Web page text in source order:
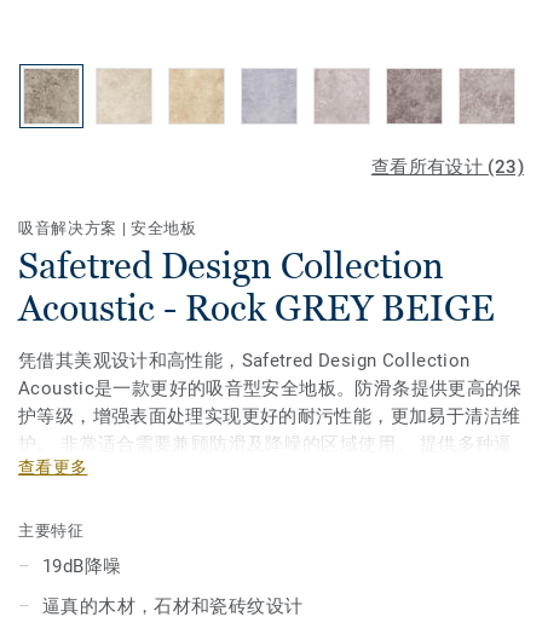
查看所有设计 (23)
吸音解决方案 | 安全地板
Safetred Design Collection
Acoustic - Rock GREY BEIGE
凭借其美观设计和高性能，Safetred Design Collection
Acoustic是一款更好的吸音型安全地板。防滑条提供更高的保
护等级，增强表面处理实现更好的耐污性能，更加易于清洁维
护。 非常适合需要兼顾防滑及降噪的区域使用。 提供多种逼
真的设计，包括真实木材，传统瓷砖和天然石材效果。
查看更多
主要特征
19dB降噪
逼真的木材，石材和瓷砖纹设计